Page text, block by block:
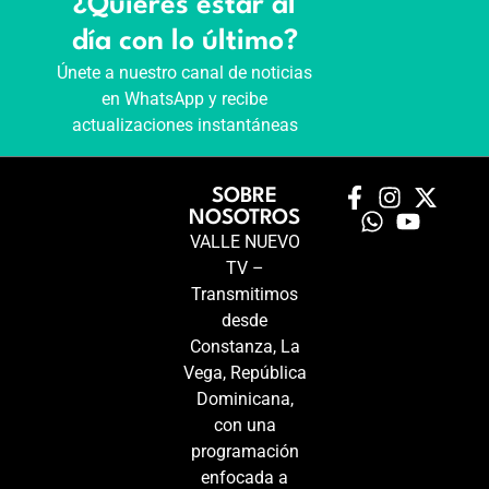
día con lo último?
Únete a nuestro canal de noticias
en WhatsApp y recibe
actualizaciones instantáneas
SOBRE
NOSOTROS
VALLE NUEVO
TV –
Transmitimos
desde
Constanza, La
Vega, República
Dominicana,
con una
programación
enfocada a